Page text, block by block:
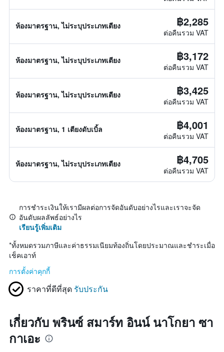
ห้องมาตรฐาน, ไม่ระบุประเภทเตียง ฿2,285
ต่อคืนรวม VAT
ห้องมาตรฐาน, ไม่ระบุประเภทเตียง ฿3,172
ต่อคืนรวม VAT
ห้องมาตรฐาน, ไม่ระบุประเภทเตียง ฿3,425
ต่อคืนรวม VAT
ห้องมาตรฐาน, 1 เตียงดับเบิ้ล ฿4,001
ต่อคืนรวม VAT
ห้องมาตรฐาน, ไม่ระบุประเภทเตียง ฿4,705
ต่อคืนรวม VAT
การชำระเงินให้เรามีผลต่อการจัดอันดับอย่างไรและเราจะจัด
อันดับผลลัพธ์อย่างไร
เรียนรู้เพิ่มเติม
*ทั้งหมดรวมภาษีและค่าธรรมเนียมท้องถิ่นโดยประมาณและชำระเมื่อ
เช็คเอาท์
การตั้งค่าคุกกี้
ราคาที่ดีที่สุด รับประกัน
เกี่ยวกับ พรินซ์ สมาร์ท อินน์ นาโกยา ซา
กาเอะ